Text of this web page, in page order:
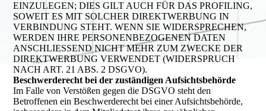
EINZULEGEN; DIES GILT AUCH FÜR DAS PROFILING,
SOWEIT ES MIT SOLCHER DIREKTWERBUNG IN
VERBINDUNG STEHT. WENN SIE WIDERSPRECHEN,
WERDEN IHRE PERSONENBEZOGENEN DATEN
ANSCHLIESSEND NICHT MEHR ZUM ZWECKE DER
DIREKTWERBUNG VERWENDET (WIDERSPRUCH
NACH ART. 21 ABS. 2 DSGVO).
Beschwerderecht bei der zuständigen Aufsichtsbehörde
Im Falle von Verstößen gegen die DSGVO steht den
Betroffenen ein Beschwerderecht bei einer Aufsichtsbehörde,